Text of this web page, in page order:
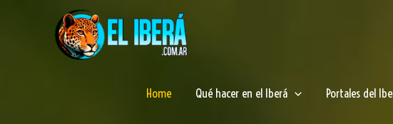
Home Qué hacer en el Iberá Portales del